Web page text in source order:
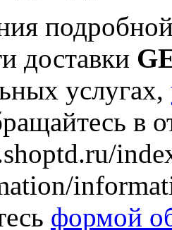
доставки
услугах,
в
формой